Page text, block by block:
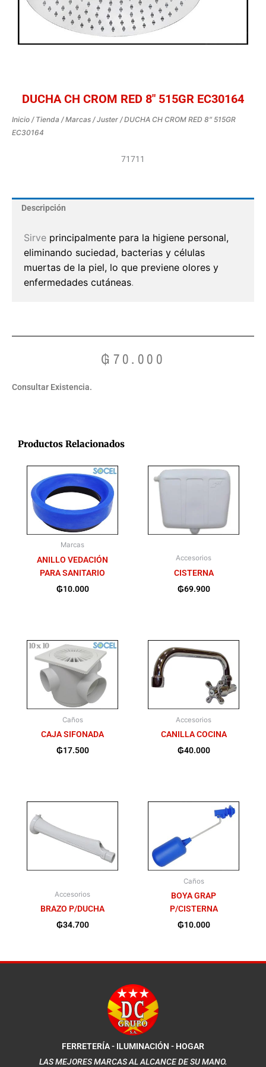
DUCHA CH CROM RED 8″ 515GR EC30164
Inicio / Tienda /Marcas /Juster / DUCHA CH CROM RED 8″ 515GR
EC30164
71711
Descripción
Sirve principalmente para la higiene personal,
eliminando suciedad, bacterias y células
muertas de la piel, lo que previene olores y
enfermedades cutáneas.
₲ 70.000
Consultar Existencia.
Productos Relacionados
Marcas
ANILLO VEDACIÓN
PARA SANITARIO
₲10.000
Accesorios
CISTERNA
₲69.900
Caños
CAJA SIFONADA
₲17.500
Accesorios
CANILLA COCINA
₲40.000
Accesorios
BRAZO P/DUCHA
₲34.700
Caños
BOYA GRAP
P/CISTERNA
₲10.000
FERRETERÍA - ILUMINACIÓN - HOGAR
LAS MEJORES MARCAS AL ALCANCE DE SU MANO.